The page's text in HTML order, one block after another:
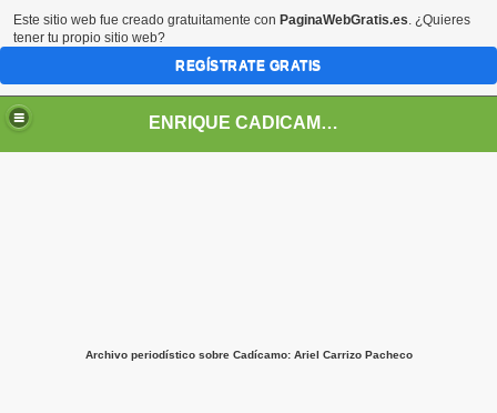
ENRIQUE CADICAMO: VIDA Y OBRA
Archivo periodístico sobre Cadícamo: Ariel Carrizo Pacheco
Este sitio web fue creado gratuitamente con PaginaWebGratis.es. ¿Quieres
tener tu propio sitio web?
REGÍSTRATE GRATIS